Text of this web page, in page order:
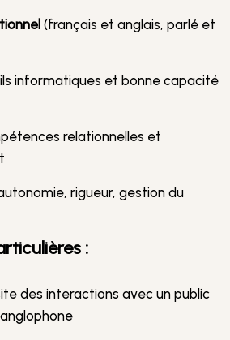
(français et anglais, parlé et
informatiques et bonne capacité
relationnelles et
rigueur, gestion du
:
des interactions avec un public